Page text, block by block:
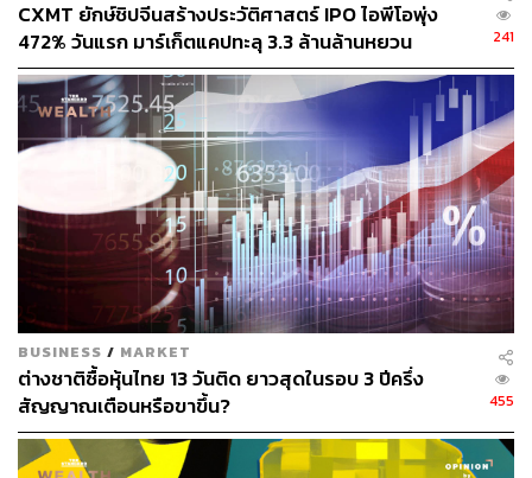
CXMT ยักษ์ชิปจีนสร้างประวัติศาสตร์ IPO ไอพีโอพุ่ง
472% วันแรก มาร์เก็ตแคปทะลุ 3.3 ล้านล้านหยวน
241
BUSINESS / MARKET
ต่างชาติซื้อหุ้นไทย 13 วันติด ยาวสุดในรอบ 3 ปีครึ่ง
สัญญาณเตือนหรือขาขึ้น?
455